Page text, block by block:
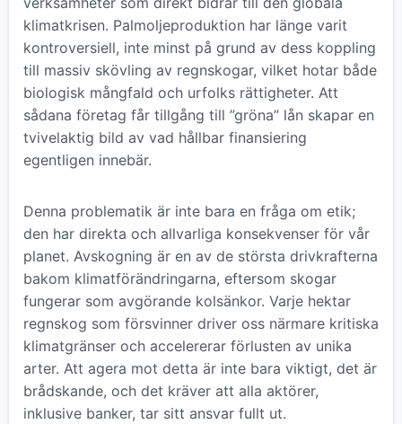
klimatkrisen. Palmoljeproduktion har länge varit
kontroversiell, inte minst på grund av dess koppling
till massiv skövling av regnskogar, vilket hotar både
biologisk mångfald och urfolks rättigheter. Att
sådana företag får tillgång till ”gröna” lån skapar en
tvivelaktig bild av vad hållbar finansiering
egentligen innebär.
Denna problematik är inte bara en fråga om etik;
den har direkta och allvarliga konsekvenser för vår
planet. Avskogning är en av de största drivkrafterna
bakom klimatförändringarna, eftersom skogar
fungerar som avgörande kolsänkor. Varje hektar
regnskog som försvinner driver oss närmare kritiska
klimatgränser och accelererar förlusten av unika
arter. Att agera mot detta är inte bara viktigt, det är
brådskande, och det kräver att alla aktörer,
inklusive banker, tar sitt ansvar fullt ut.